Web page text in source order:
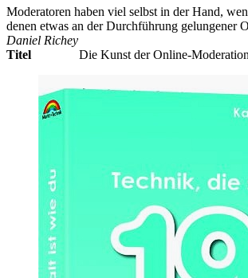
Moderatoren haben viel selbst in der Hand,
denen etwas an der Durchführung gelungener
Daniel Richey
Titel Die Kunst der Online-Moderation